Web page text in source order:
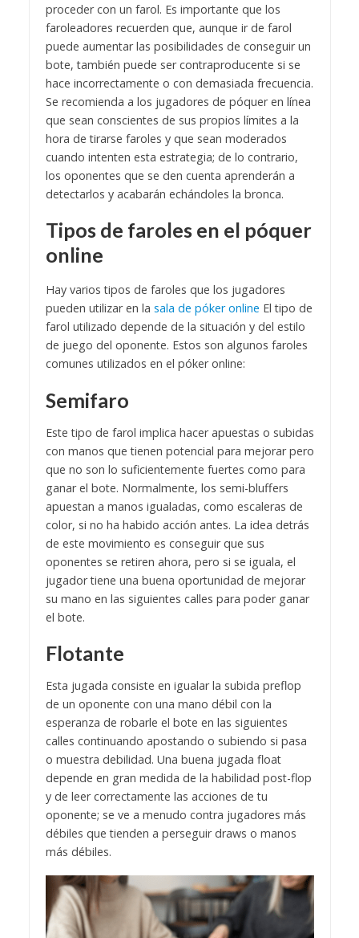
proceder con un farol. Es importante que los
faroleadores recuerden que, aunque ir de farol
puede aumentar las posibilidades de conseguir un
bote, también puede ser contraproducente si se
hace incorrectamente o con demasiada frecuencia.
Se recomienda a los jugadores de póquer en línea
que sean conscientes de sus propios límites a la
hora de tirarse faroles y que sean moderados
cuando intenten esta estrategia; de lo contrario,
los oponentes que se den cuenta aprenderán a
detectarlos y acabarán echándoles la bronca.
Tipos de faroles en el póquer
online
Hay varios tipos de faroles que los jugadores
pueden utilizar en la sala de póker online El tipo de
farol utilizado depende de la situación y del estilo
de juego del oponente. Estos son algunos faroles
comunes utilizados en el póker online:
Semifaro
Este tipo de farol implica hacer apuestas o subidas
con manos que tienen potencial para mejorar pero
que no son lo suficientemente fuertes como para
ganar el bote. Normalmente, los semi-bluffers
apuestan a manos igualadas, como escaleras de
color, si no ha habido acción antes. La idea detrás
de este movimiento es conseguir que sus
oponentes se retiren ahora, pero si se iguala, el
jugador tiene una buena oportunidad de mejorar
su mano en las siguientes calles para poder ganar
el bote.
Flotante
Esta jugada consiste en igualar la subida preflop
de un oponente con una mano débil con la
esperanza de robarle el bote en las siguientes
calles continuando apostando o subiendo si pasa
o muestra debilidad. Una buena jugada float
depende en gran medida de la habilidad post-flop
y de leer correctamente las acciones de tu
oponente; se ve a menudo contra jugadores más
débiles que tienden a perseguir draws o manos
más débiles.